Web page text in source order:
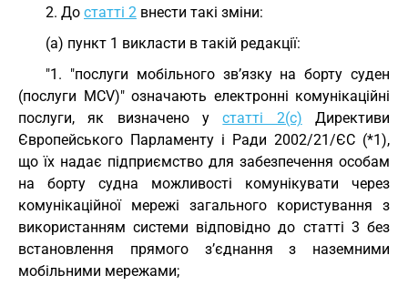
2. До статті 2 внести такі зміни:
(a) пункт 1 викласти в такій редакції:
"1. "послуги мобільного зв’язку на борту суден
(послуги MCV)" означають електронні комунікаційні
послуги, як визначено устатті 2(c) Директиви
Європейського Парламенту і Ради 2002/21/ЄС (*1),
що їх надає підприємство для забезпечення особам
на борту судна можливості комунікувати через
комунікаційної мережі загального користування з
використанням системи відповідно до статті 3 без
встановлення прямого з’єднання з наземними
мобільними мережами;